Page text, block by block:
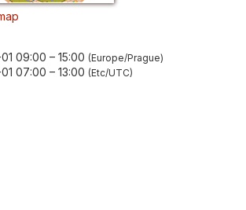
09:00 – 15:00 Europe/Prague
07:00 – 13:00 Etc/UTC